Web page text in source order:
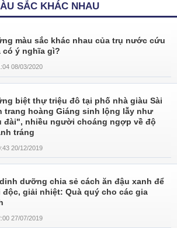
SẮC KHÁC NHAU
màu sắc khác nhau của trụ nước cứu
có ý nghĩa gì?
08/03/2020
biệt thự triệu đô tại phố nhà giàu Sài
trang hoàng Giáng sinh lộng lẫy như
đài", nhiều người choáng ngợp về độ
tráng
20/12/2019
dưỡng chia sẻ cách ăn đậu xanh để
độc, giải nhiệt: Quà quý cho các gia
27/07/2019